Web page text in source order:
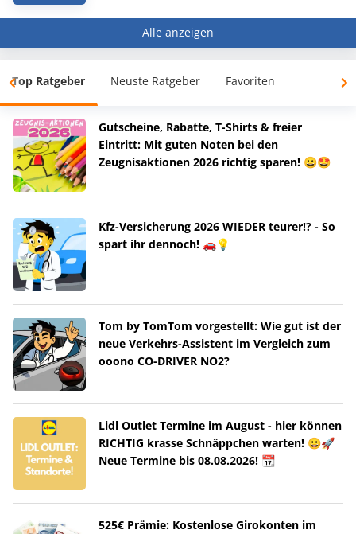
Alle anzeigen
Top Ratgeber Neuste Ratgeber Favoriten
Gutscheine, Rabatte, T-Shirts & freier
Eintritt: Mit guten Noten bei den
Zeugnisaktionen 2026 richtig sparen! 😀🤩
Kfz-Versicherung 2026 WIEDER teurer!? - So
spart ihr dennoch! 🚗💡
Tom by TomTom vorgestellt: Wie gut ist der
neue Verkehrs-Assistent im Vergleich zum
ooono CO-DRIVER NO2?
Lidl Outlet Termine im August - hier können
RICHTIG krasse Schnäppchen warten! 😀🚀
Neue Termine bis 08.08.2026! 📆
525€ Prämie: Kostenlose Girokonten im